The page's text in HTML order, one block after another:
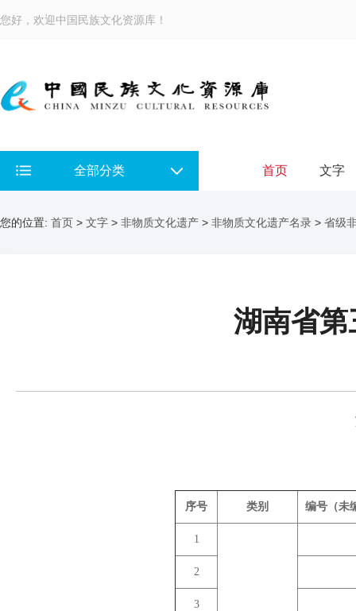
您好，欢迎中国民族文化资源库！
全部分类 首页 文字
您的位置: 首页 > 文字 > 非物质文化遗产 > 非物质文化遗产名录 > 省级
湖南省
序号 类别 编号（未
1
2
3